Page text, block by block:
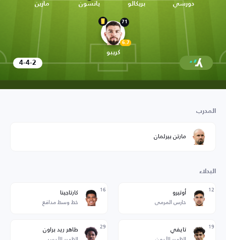
مارين يانسون بريكالو دورسي
71
6.7
كريبو
4-4-2
المدرب
مارتن بيرلمان
البدلاء
12 أوتيرو
حارس المرمى
16 كارتاجينا
خط وسط مدافع
19 تايفي 29 طاهر ريد براون